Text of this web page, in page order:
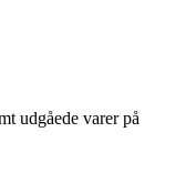
udgåede varer på